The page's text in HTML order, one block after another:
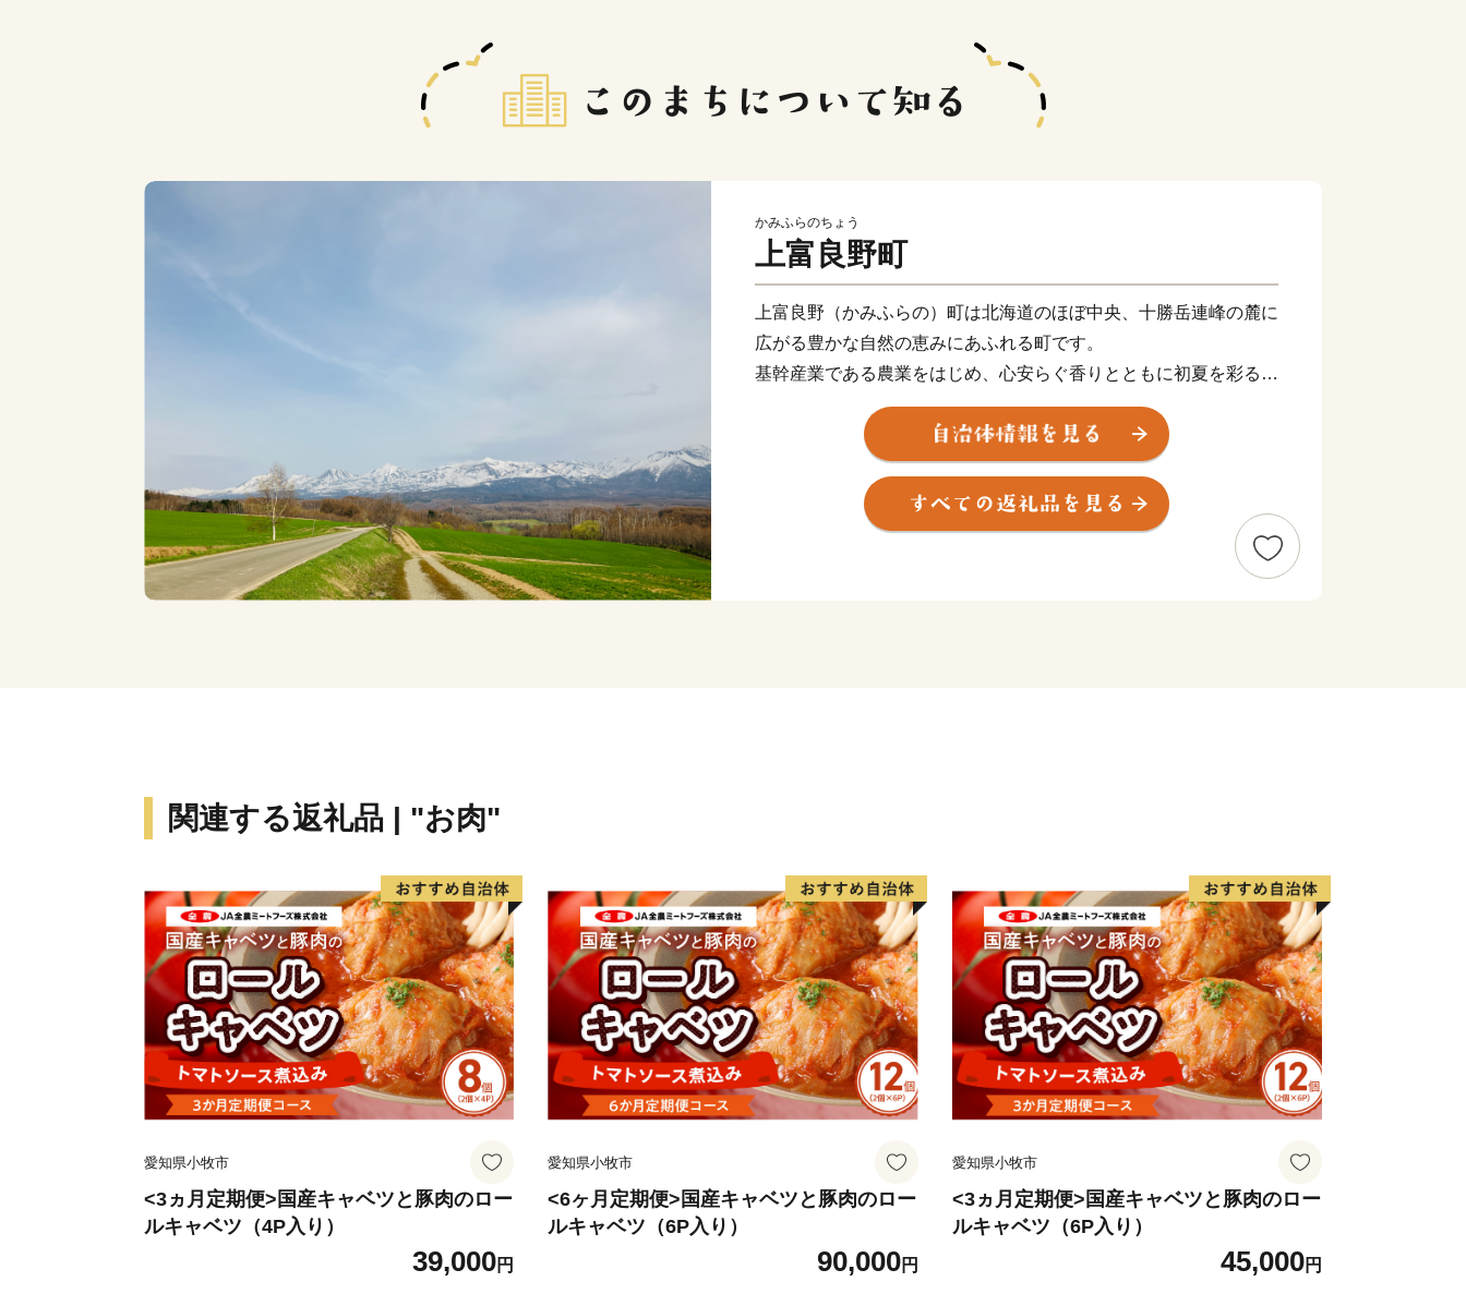
かみふらのちょう
上富良野町
上富良野（かみふらの）町は北海道のほぼ中央、十勝岳連峰の麓に
広がる豊かな自然の恵みにあふれる町です。
基幹産業である農業をはじめ、心安らぐ香りとともに初夏を彩るラ
ベンダー畑、きれいな水と空気でのびのび育む養豚業、雲を見下ろ
す十勝岳温泉郷、トレイルランやヒルクライム（自転車レース）・
バックカントリスキーなどのネイチャースポーツ・・・十勝岳や富
良野盆地の雄大な自然が織りなす四季折々の魅力はまさに北海道の
イイトコどり！
町産の大麦とホップをぜいたくに使用し、毎年ブリュワーがこだわ
👉メロン ふらの 赤肉メロン LLサイズ 約2kg 2玉 糖度限界突破 セ
ット
関連する返礼品 | "お肉"
愛知県小牧市
<3ヵ月定期便>国産キャベツと豚肉のロー
ルキャベツ（4P入り）
39,000円
愛知県小牧市
<6ヶ月定期便>国産キャベツと豚肉のロー
ルキャベツ（6P入り）
90,000円
愛知県小牧市
<3ヵ月定期便>国産キャベツと豚肉のロー
ルキャベツ（6P入り）
45,000円